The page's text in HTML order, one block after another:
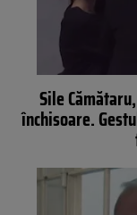
Sile
închisoare.